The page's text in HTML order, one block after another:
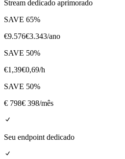
Stream dedicado aprimorado
SAVE 65%
€9.576€3.343/ano
SAVE 50%
€1,39€0,69/h
SAVE 50%
€ 798€ 398/mês
Seu endpoint dedicado